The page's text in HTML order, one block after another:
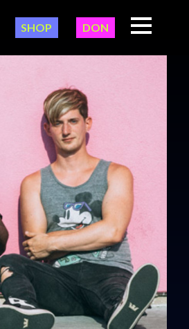
SHOP DON